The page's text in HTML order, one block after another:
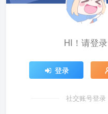
HI！请登录
登录
社交账号登录